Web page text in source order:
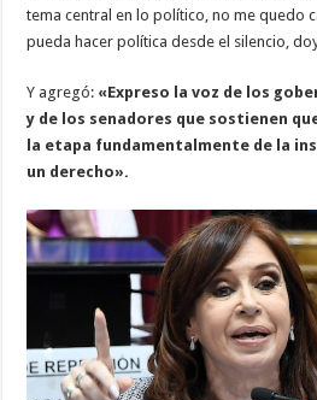
tema central en lo político, no me quedo
pueda hacer política desde el silencio,
Y agregó: «Expreso la voz de los
y de los senadores que sostienen
la etapa fundamentalmente de la
un derecho».